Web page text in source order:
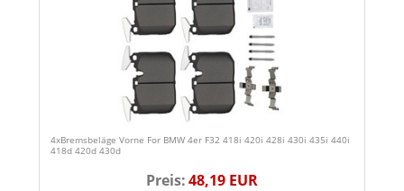
4xBremsbeläge Vorne For BMW 4er F32 418i 420i 428i 430i 435i 440i
418d 420d 430d
Preis:48,19 EUR